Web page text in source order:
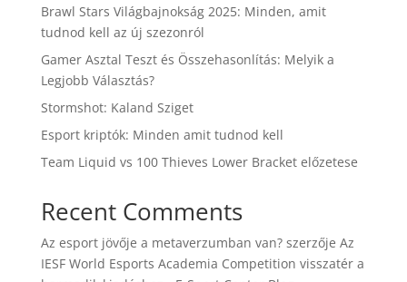
Brawl Stars Világbajnokság 2025: Minden, amit
tudnod kell az új szezonról
Gamer Asztal Teszt és Összehasonlítás: Melyik a
Legjobb Választás?
Stormshot: Kaland Sziget
Esport kriptók: Minden amit tudnod kell
Team Liquid vs 100 Thieves Lower Bracket előzetese
Recent Comments
Az esport jövője a metaverzumban van?szerzője Az
IESF World Esports Academia Competition visszatér a